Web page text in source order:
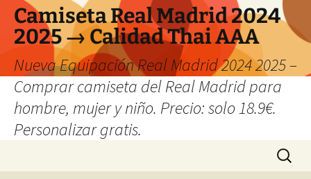
Camiseta Real Madrid 2024
2025 → Calidad Thai AAA
Nueva Equipación Real Madrid 2024 2025 –
Comprar camiseta del Real Madrid para
hombre, mujer y niño. Precio: solo 18.9€.
Personalizar gratis.
Buscar: